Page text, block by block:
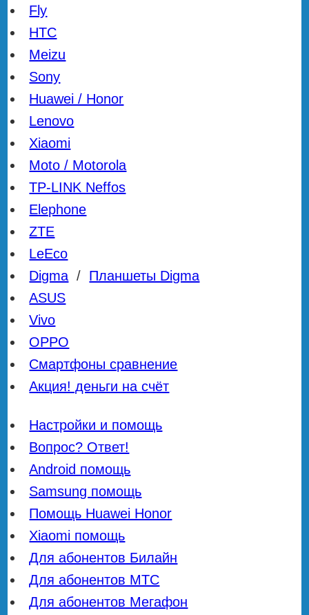
Fly
HTC
Meizu
Sony
Huawei / Honor
Lenovo
Xiaomi
Moto / Motorola
TP-LINK Neffos
Elephone
ZTE
LeEco
Digma / Планшеты Digma
ASUS
Vivo
OPPO
Смартфоны сравнение
Акция! деньги на счёт
Настройки и помощь
Вопрос? Ответ!
Android помощь
Samsung помощь
Помощь Huawei Honor
Xiaomi помощь
Для абонентов Билайн
Для абонентов МТС
Для абонентов Мегафон